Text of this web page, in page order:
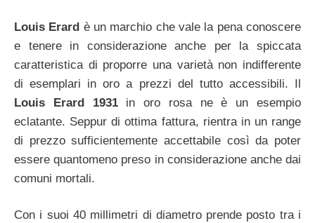
Louis Erard è un marchio che vale la pena conoscere
e tenere in considerazione anche per la spiccata
caratteristica di proporre una varietà non indifferente
di esemplari in oro a prezzi del tutto accessibili. Il
Louis Erard 1931in oro rosa ne è un esempio
eclatante. Seppur di ottima fattura, rientra in un range
di prezzo sufficientemente accettabile così da poter
essere quantomeno preso in considerazione anche dai
comuni mortali.
Con i suoi 40 millimetri di diametro prende posto tra i